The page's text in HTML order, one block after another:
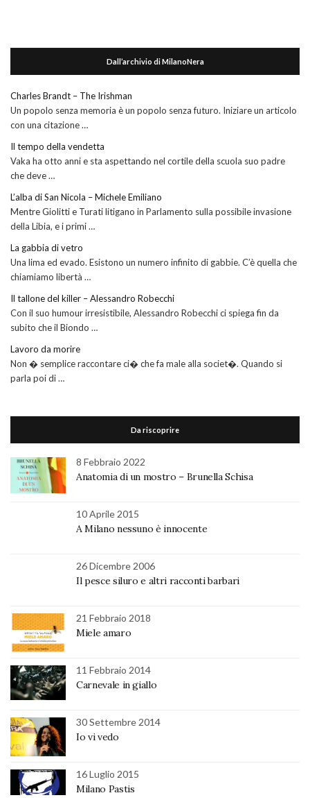
Dall’archivio di MilanoNera
Charles Brandt – The Irishman
Un popolo senza memoria è un popolo senza futuro. Iniziare un articolo
con una citazione …
Il tempo della vendetta
Vaka ha otto anni e sta aspettando nel cortile della scuola suo padre
che deve …
L’alba di San Nicola – Michele Emiliano
Mentre Giolitti e Turati litigano in Parlamento sulla possibile invasione
della Libia, e i primi …
La gabbia di vetro
Una lima ed evado. Esistono un numero infinito di gabbie. C’è quella che
chiamiamo libertà …
Il tallone del killer – Alessandro Robecchi
Con il suo humour irresistibile, Alessandro Robecchi ci spiega fin da
subito che il Biondo …
Lavoro da morire
Non � semplice raccontare ci� che fa male alla societ�. Quando si
parla poi di …
Da riscoprire
8 Febbraio 2022
Anatomia di un mostro – Brunella Schisa
10 Aprile 2015
A Milano nessuno è innocente
26 Dicembre 2006
Il pesce siluro e altri racconti barbari
21 Febbraio 2018
Miele amaro
11 Febbraio 2014
Carnevale in giallo
30 Settembre 2014
Io vi vedo
16 Luglio 2015
Milano Pastis